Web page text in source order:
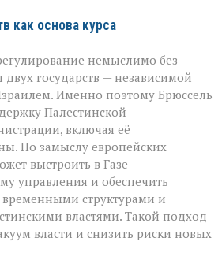
как основа курса
немыслимо без
государств — независимой
Именно поэтому Брюссель
Палестинской
включая её
По замыслу европейских
выстроить в Газе
управления и обеспечить
структурами и
властями. Такой подход
власти и снизить риски новых